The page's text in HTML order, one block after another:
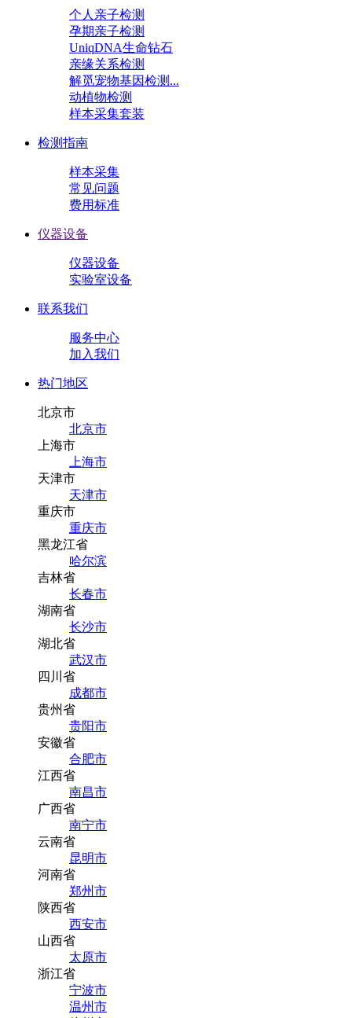
个人亲子检测
孕期亲子检测
UniqDNA生命钻石
亲缘关系检测
解觅宠物基因检测...
动植物检测
样本采集套装
检测指南
样本采集
常见问题
费用标准
仪器设备
仪器设备
实验室设备
联系我们
服务中心
加入我们
热门地区
北京市
北京市
上海市
上海市
天津市
天津市
重庆市
重庆市
黑龙江省
哈尔滨
吉林省
长春市
湖南省
长沙市
湖北省
武汉市
四川省
成都市
贵州省
贵阳市
安徽省
合肥市
江西省
南昌市
广西省
南宁市
云南省
昆明市
河南省
郑州市
陕西省
西安市
山西省
太原市
浙江省
宁波市
温州市